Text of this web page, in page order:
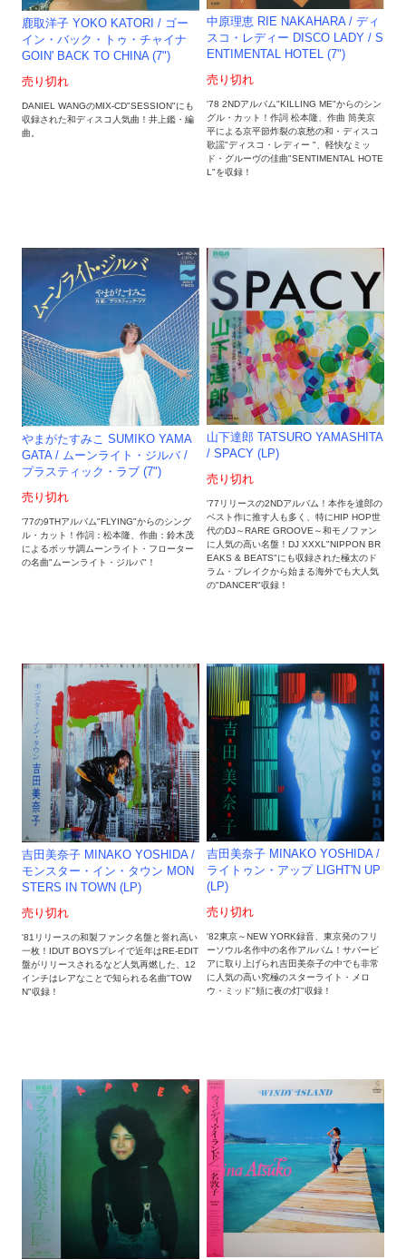
鹿取洋子 YOKO KATORI / ゴー
イン・バック・トゥ・チャイナ
GOIN' BACK TO CHINA (7")
売り切れ
DANIEL WANGのMIX-CD"SESSION"にも
収録された和ディスコ人気曲！井上鑑・編
曲。
中原理恵 RIE NAKAHARA / ディ
スコ・レディー DISCO LADY / S
ENTIMENTAL HOTEL (7")
売り切れ
'78 2NDアルバム"KILLING ME"からのシン
グル・カット！作詞 松本隆、作曲 筒美京
平による京平節炸裂の哀愁の和・ディスコ
歌謡"ディスコ・レディー "、軽快なミッ
ド・グルーヴの佳曲"SENTIMENTAL HOTE
L"を収録！
やまがたすみこ SUMIKO YAMA
GATA / ムーンライト・ジルバ /
プラスティック・ラブ (7")
売り切れ
'77の9THアルバム"FLYING"からのシング
ル・カット！作詞：松本隆、作曲：鈴木茂
によるボッサ調ムーンライト・フローター
の名曲"ムーンライト・ジルバ"！
山下達郎 TATSURO YAMASHITA
/ SPACY (LP)
売り切れ
'77リリースの2NDアルバム！本作を達郎の
ベスト作に推す人も多く、特にHIP HOP世
代のDJ～RARE GROOVE～和モノファン
に人気の高い名盤！DJ XXXL"NIPPON BR
EAKS & BEATS"にも収録された極太のド
ラム・ブレイクから始まる海外でも大人気
の"DANCER"収録！
吉田美奈子 MINAKO YOSHIDA /
モンスター・イン・タウン MON
STERS IN TOWN (LP)
売り切れ
'81リリースの和製ファンク名盤と誉れ高い
一枚！IDUT BOYSプレイで近年はRE-EDIT
盤がリリースされるなど人気再燃した、12
インチはレアなことで知られる名曲"TOW
N"収録！
吉田美奈子 MINAKO YOSHIDA /
ライトゥン・アップ LIGHT'N UP
(LP)
売り切れ
'82東京～NEW YORK録音、東京発のフリ
ーソウル名作中の名作アルバム！サバービ
アに取り上げられ吉田美奈子の中でも非常
に人気の高い究極のスターライト・メロ
ウ・ミッド"頬に夜の灯"収録！